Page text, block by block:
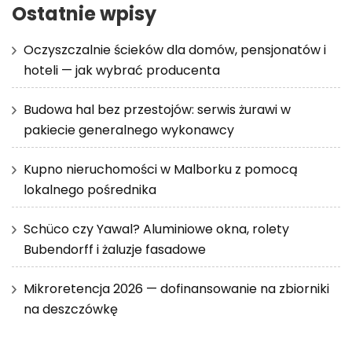
Ostatnie wpisy
Oczyszczalnie ścieków dla domów, pensjonatów i
hoteli — jak wybrać producenta
Budowa hal bez przestojów: serwis żurawi w
pakiecie generalnego wykonawcy
Kupno nieruchomości w Malborku z pomocą
lokalnego pośrednika
Schüco czy Yawal? Aluminiowe okna, rolety
Bubendorff i żaluzje fasadowe
Mikroretencja 2026 — dofinansowanie na zbiorniki
na deszczówkę